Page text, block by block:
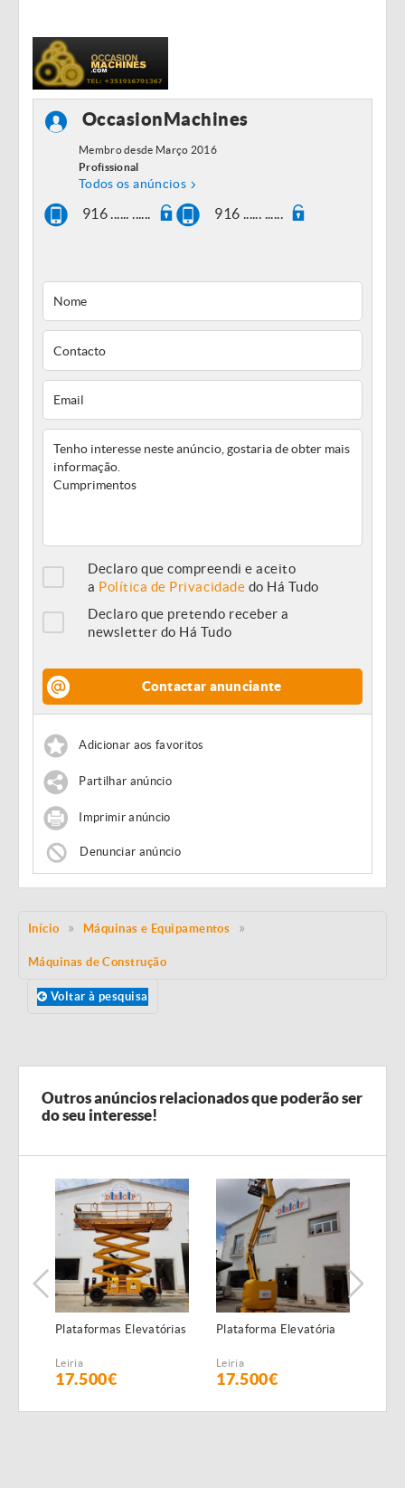
OccasionMachines
Membro desde Março 2016
Profissional
Todos os anúncios
916 ...... ...... 916 ...... ......
Declaro que compreendi e aceito
a Política de Privacidade do Há Tudo
Declaro que pretendo receber a
newsletter do Há Tudo
Contactar anunciante
Adicionar aos favoritos
Partilhar anúncio
Imprimir anúncio
Denunciar anúncio
Início Máquinas e Equipamentos
Máquinas de Construção
Voltar à pesquisa
Outros anúncios relacionados que poderão ser
do seu interesse!
Plataformas Elevatórias
Leiria
17.500€
Plataforma Elevatória
Leiria
17.500€